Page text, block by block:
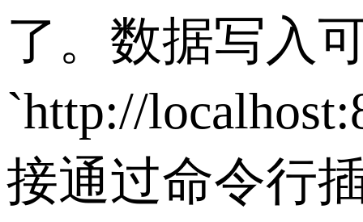
了。数据写入
`http://
接通过命令行